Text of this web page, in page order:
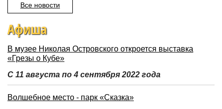
Все новости
Афиша
В музее Николая Островского откроется выставка
«Грезы о Кубе»
С 11 августа по 4 сентября 2022 года
Волшебное место - парк «Сказка»